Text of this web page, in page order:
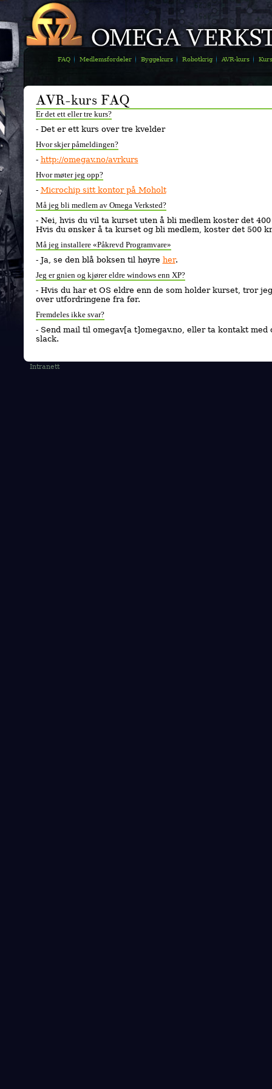
FAQ Medlemsfordeler Byggekurs Robotkrig AVR-kurs Kurs
AVR-kurs FAQ
Er det ett eller tre kurs?
- Det er ett kurs over tre kvelder
Hvor skjer påmeldingen?
- http://omegav.no/avrkurs
Hvor møter jeg opp?
- Microchip sitt kontor på Moholt
Må jeg bli medlem av Omega Verksted?
- Nei, hvis du vil ta kurset uten å bli medlem koster det
Hvis du ønsker å ta kurset og bli medlem, koster det 500
Må jeg installere «Påkrevd Programvare»
- Ja, se den blå boksen til høyre her.
Jeg er gnien og kjører eldre windows enn XP?
- Hvis du har et OS eldre enn de som holder kurset, tror
over utfordringene fra før.
Fremdeles ikke svar?
- Send mail til omegav[a t]omegav.no, eller ta kontakt med
slack.
Intranett